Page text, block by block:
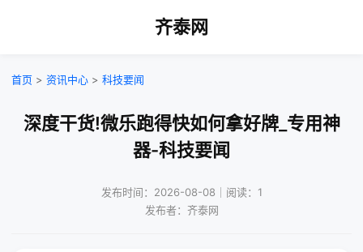
齐泰网
首页 > 资讯中心 > 科技要闻
深度干货!微乐跑得快如何拿好牌_专用神
器-科技要闻
发布时间：2026-08-08｜阅读：1
发布者：齐泰网